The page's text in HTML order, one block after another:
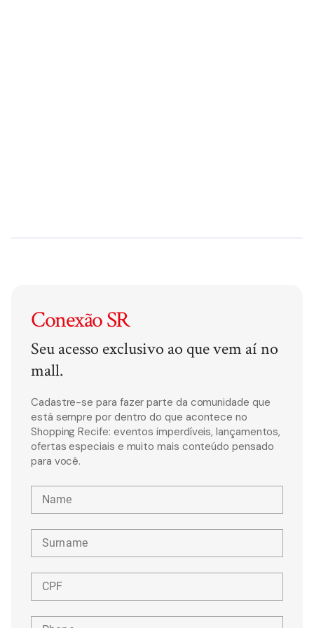
Conexão SR
Seu acesso exclusivo ao que vem aí no
mall.
Cadastre-se para fazer parte da comunidade que
está sempre por dentro do que acontece no
Shopping Recife: eventos imperdíveis, lançamentos,
ofertas especiais e muito mais conteúdo pensado
para você.
Name
Surname
CPF